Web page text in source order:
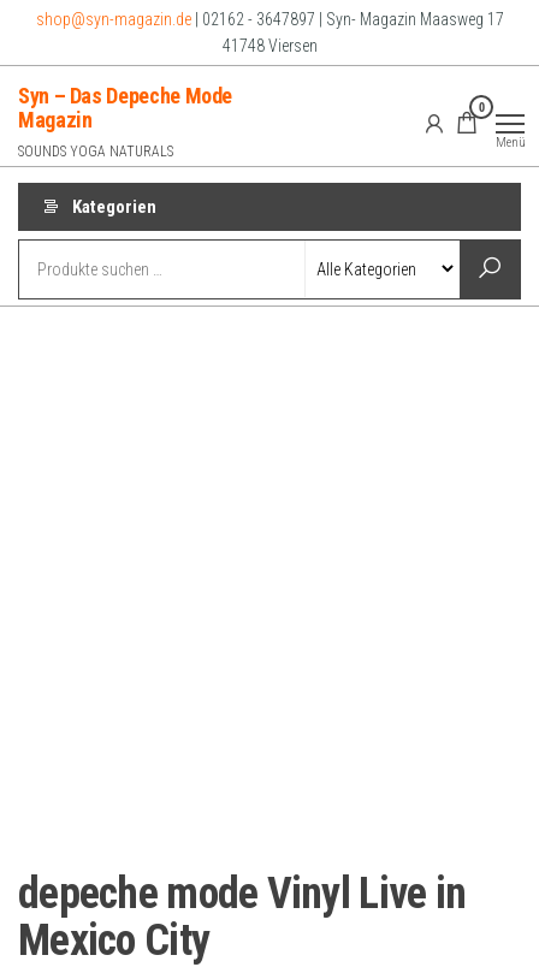
springen
shop@syn-magazin.de| 02162 - 3647897 | Syn- Magazin Maasweg 17
41748 Viersen
Syn – Das Depeche Mode
Magazin
SOUNDS YOGA NATURALS
0
Menü
Kategorien
depeche mode Vinyl Live in
Mexico City